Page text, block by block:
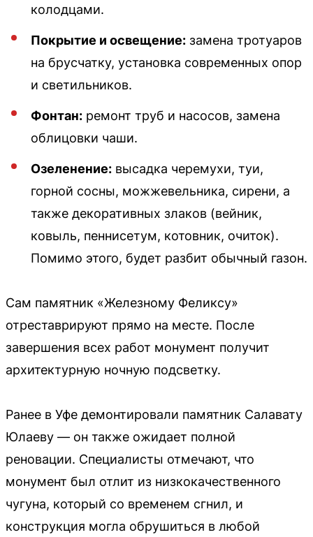
колодцами.
Покрытие и освещение: замена тротуаров
на брусчатку, установка современных опор
и светильников.
Фонтан: ремонт труб и насосов, замена
облицовки чаши.
Озеленение: высадка черемухи, туи,
горной сосны, можжевельника, сирени, а
также декоративных злаков (вейник,
ковыль, пеннисетум, котовник, очиток).
Помимо этого, будет разбит обычный газон.
Сам памятник «Железному Феликсу»
отреставрируют прямо на месте. После
завершения всех работ монумент получит
архитектурную ночную подсветку.
Ранее в Уфе демонтировали памятник Салавату
Юлаеву — он также ожидает полной
реновации. Специалисты отмечают, что
монумент был отлит из низкокачественного
чугуна, который со временем сгнил, и
конструкция могла обрушиться в любой